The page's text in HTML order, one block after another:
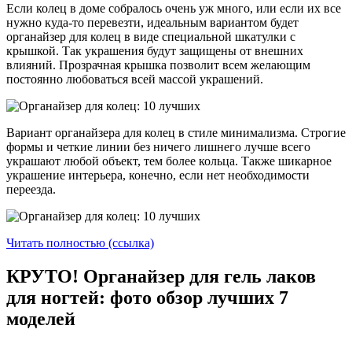
Если колец в доме собралось очень уж много, или если их все
нужно куда-то перевезти, идеальным вариантом будет
органайзер для колец в виде специальной шкатулки с
крышкой. Так украшения будут защищены от внешних
влияний. Прозрачная крышка позволит всем желающим
постоянно любоваться всей массой украшений.
Вариант органайзера для колец в стиле минимализма. Строгие
формы и четкие линии без ничего лишнего лучше всего
украшают любой объект, тем более кольца. Также шикарное
украшение интерьера, конечно, если нет необходимости
переезда.
Читать полностью (ссылка)
КРУТО! Органайзер для гель лаков
для ногтей: фото обзор лучших 7
моделей